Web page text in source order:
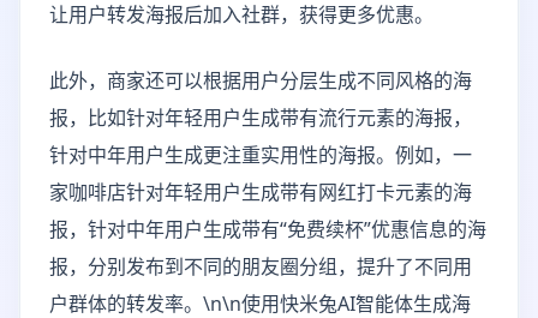
让用户转发海报后加入社群，获得更多优惠。
此外，商家还可以根据用户分层生成不同风格的海
报，比如针对年轻用户生成带有流行元素的海报，
针对中年用户生成更注重实用性的海报。例如，一
家咖啡店针对年轻用户生成带有网红打卡元素的海
报，针对中年用户生成带有“免费续杯”优惠信息的海
报，分别发布到不同的朋友圈分组，提升了不同用
户群体的转发率。\n\n使用快米兔AI智能体生成海